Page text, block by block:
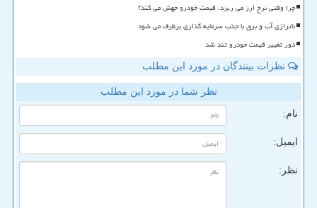
چرا وقتی نرخ ارز می ریزد، قیمت خودرو جهش می کند؟
ناترازی آب و برق با جذب سرمایه گذاری برطرف می شود
دور تغییر قیمت خودرو تند شد
نظرات بینندگان در مورد این مطلب
نظر شما در مورد این مطلب
نام:
ایمیل:
نظر: